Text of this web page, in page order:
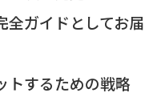
全ガイドとしてお届
トするための戦略